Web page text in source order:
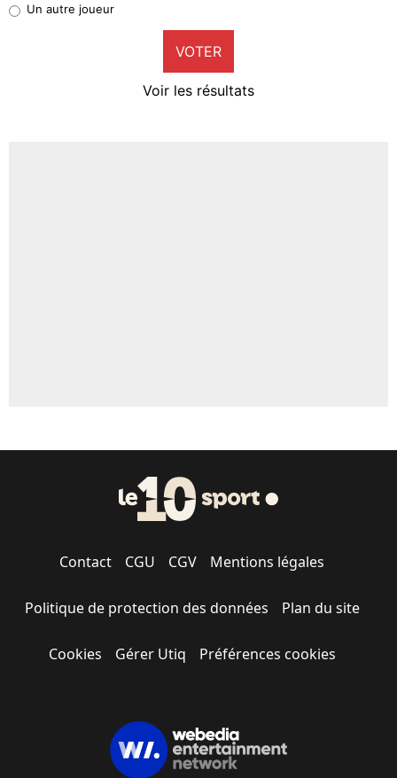
8%
Un autre joueur
VOTER
Voir les résultats
Contact CGU CGV Mentions légales
Politique de protection des données Plan du site
Cookies Gérer Utiq Préférences cookies